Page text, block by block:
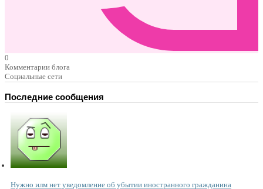
0
Комментарии блога
Социальные сети
Последние сообщения
Нужно илм нет уведомление об убытии иностранного гражданина